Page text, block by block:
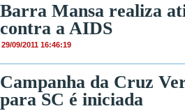
Barra Mansa realiza
contra a AIDS
29/09/2011 16:46:19
Campanha da Cruz
para SC é iniciada